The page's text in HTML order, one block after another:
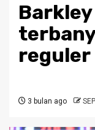
reguler
3 bulan ago